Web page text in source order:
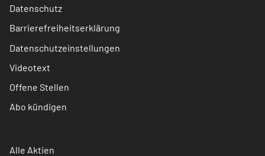
Datenschutz
Barrierefreiheitserklärung
Datenschutzeinstellungen
Videotext
Offene Stellen
Abo kündigen
Alle Aktien